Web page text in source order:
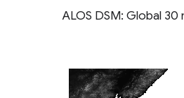
ALOS DSM: Global 30